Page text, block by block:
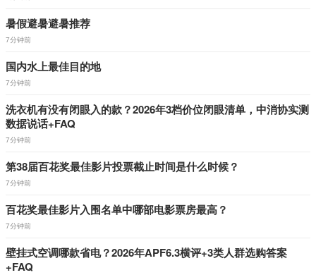
暑假避暑避暑推荐
7分钟前
国内水上最佳目的地
7分钟前
洗衣机有没有闭眼入的款？2026年3档价位闭眼清单，中消协实测
数据说话+FAQ
7分钟前
第38届百花奖最佳影片投票截止时间是什么时候？
7分钟前
百花奖最佳影片入围名单中哪部电影票房最高？
7分钟前
壁挂式空调哪款省电？2026年APF6.3横评+3类人群选购答案
+FAQ